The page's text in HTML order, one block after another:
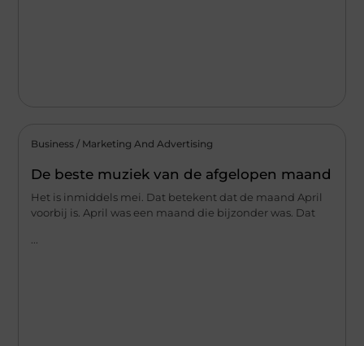
Business / Marketing And Advertising
De beste muziek van de afgelopen maand
Het is inmiddels mei. Dat betekent dat de maand April
voorbij is. April was een maand die bijzonder was. Dat